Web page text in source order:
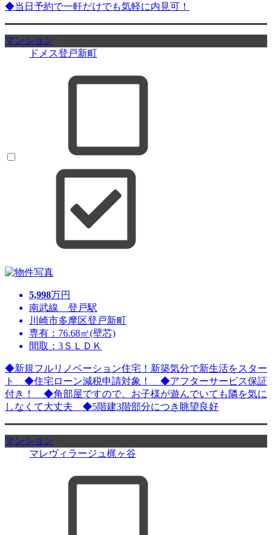
◆当日予約で一軒だけでも気軽に内見可！
マンション
ドメス登戸新町
5,998万円
南武線 登戸駅
川崎市多摩区登戸新町
専有：76.68㎡(壁芯)
間取：3ＳＬＤＫ
◆新規フルリノベーション住宅！新築気分で新生活をスター
ト ◆住宅ローン減税申請対象！ ◆アフターサービス保証
付き！ ◆角部屋ですので、お子様が遊んでいても隣を気に
しなくて大丈夫 ◆5階建3階部分につき眺望良好
マンション
マレヴィラージュ梶ヶ谷